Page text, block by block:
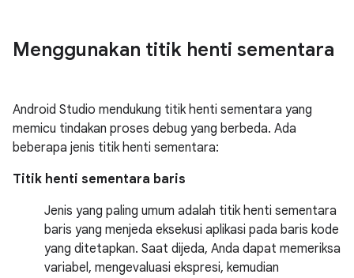
Menggunakan titik henti sementara
Android Studio mendukung titik henti sementara yang
memicu tindakan proses debug yang berbeda. Ada
beberapa jenis titik henti sementara:
Titik henti sementara baris
Jenis yang paling umum adalah titik henti sementara
baris yang menjeda eksekusi aplikasi pada baris kode
yang ditetapkan. Saat dijeda, Anda dapat memeriksa
variabel, mengevaluasi ekspresi, kemudian